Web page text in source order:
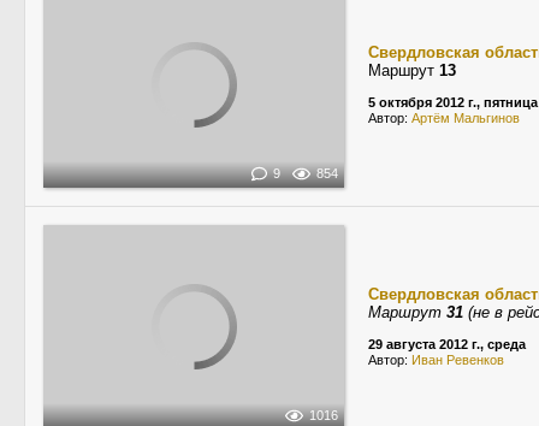
9 854
Свердловская
Маршрут 13
5 октября 2012 г., пятница
Автор: Артём Мальгинов
1016
Свердловская
Маршрут 31 (не в
29 августа 2012 г., среда
Автор: Иван Ревенков